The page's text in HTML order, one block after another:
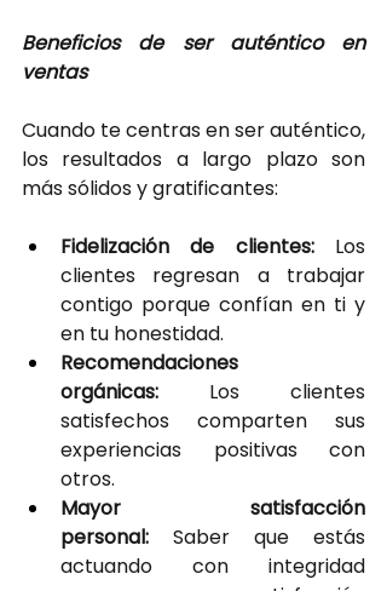
Beneficios de ser auténtico en
ventas
Cuando te centras en ser auténtico,
los resultados a largo plazo son
más sólidos y gratificantes:
Fidelización de clientes: Los
clientes regresan a trabajar
contigo porque confían en ti y
en tu honestidad.
Recomendaciones
orgánicas: Los clientes
satisfechos comparten sus
experiencias positivas con
otros.
Mayor satisfacción
personal: Saber que estás
actuando con integridad